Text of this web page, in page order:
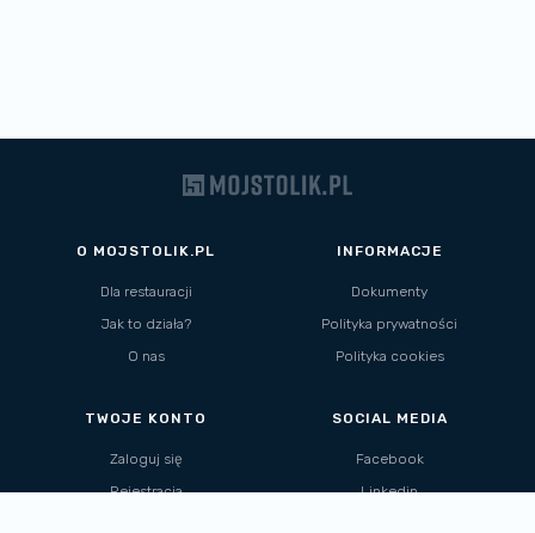
O MOJSTOLIK.PL
Dla restauracji
Jak to działa?
O nas
INFORMACJE
Dokumenty
Polityka prywatności
Polityka cookies
TWOJE KONTO
Zaloguj się
Rejestracja
SOCIAL MEDIA
Facebook
Linkedin